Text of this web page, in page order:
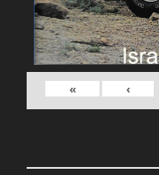
›
»